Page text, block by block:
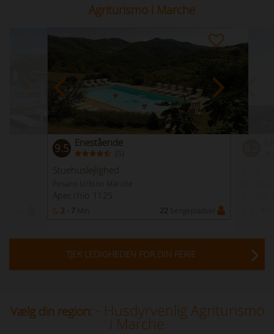
Agriturismo i Marche
9.5 Enestående
( )
Stuehuslejlighed
Pesaro Urbino Marche
Apecchio 1125
2 - 7 Min 22 Sengepladser
TJEK LEDIGHEDEN FOR DIN FERIE
Vælg din region: - Husdyrvenlig Agriturismo
i Marche